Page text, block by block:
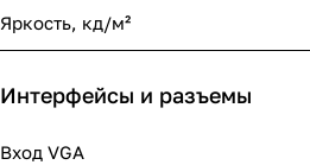
Яркость, кд/м²
Интерфейсы и разъемы
Вход VGA